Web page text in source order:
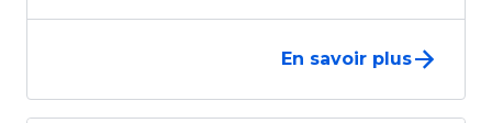
En savoir plus